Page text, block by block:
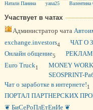
Натали Панина yana25
Участвует в чатах
Администратор чата
exchange.investors4 ЧАТ О
Oнлайн общение5
Euro Truck1
MONEY WORK
SEOSPRINT-
Чат о заработке в интернете!1
ПОРТАЛ ПАРТНЕРСКИХ
❦ БиСеРоПлЕтЕнИе ❦